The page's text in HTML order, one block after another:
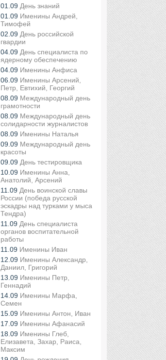
01.09 День знаний
01.09 Именины Андрей,
Тимофей
02.09 День российской
гвардии
04.09 День специалиста по
ядерному обеспечению
04.09 Именины Анфиса
06.09 Именины Арсений,
Петр, Евтихий, Георгий
08.09 Международный день
грамотности
08.09 Международный день
солидарности журналистов
08.09 Именины Наталья
09.09 Международный день
красоты
09.09 День тестировщика
10.09 Именины Анна,
Анатолий, Арсений
11.09 День воинской славы
России (победа русской
эскадры над турками у мыса
Тендра)
11.09 День специалиста
органов воспитательной
работы
11.09 Именины Иван
12.09 Именины Александр,
Даниил, Григорий
13.09 Именины Петр,
Геннадий
14.09 Именины Марфа,
Семен
15.09 Именины Антон, Иван
17.09 Именины Афанасий
18.09 Именины Глеб,
Елизавета, Захар, Раиса,
Максим